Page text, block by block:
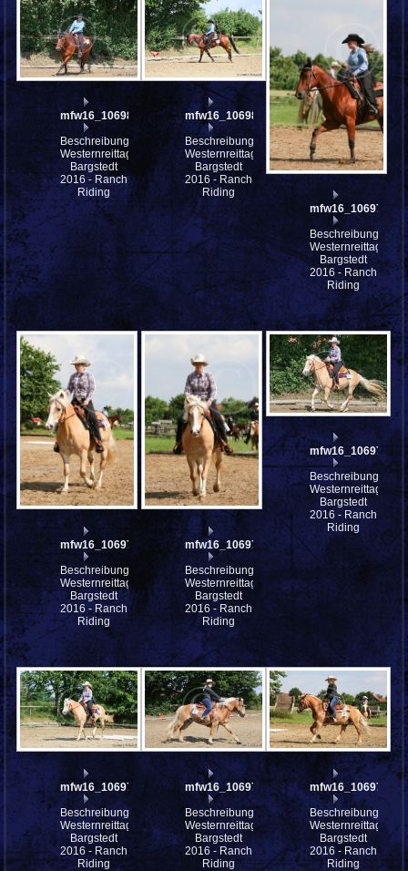
mfw16_106981ww
Beschreibung:
Westernreittage
Bargstedt
2016 - Ranch
Riding
mfw16_106980ww
Beschreibung:
Westernreittage
Bargstedt
2016 - Ranch
Riding
mfw16_106979ww
Beschreibung:
Westernreittage
Bargstedt
2016 - Ranch
Riding
mfw16_106977ww
Beschreibung:
Westernreittage
Bargstedt
2016 - Ranch
Riding
mfw16_106976ww
Beschreibung:
Westernreittage
Bargstedt
2016 - Ranch
Riding
mfw16_106975ww
Beschreibung:
Westernreittage
Bargstedt
2016 - Ranch
Riding
mfw16_106973ww
Beschreibung:
Westernreittage
Bargstedt
2016 - Ranch
Riding
mfw16_106972ww
Beschreibung:
Westernreittage
Bargstedt
2016 - Ranch
Riding
mfw16_106971ww
Beschreibung:
Westernreittage
Bargstedt
2016 - Ranch
Riding